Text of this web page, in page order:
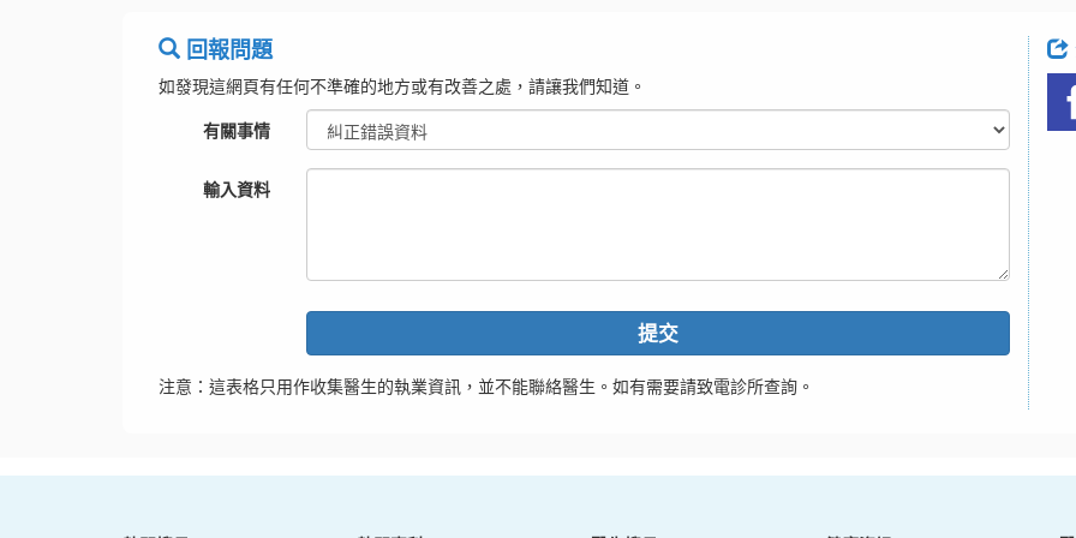
回報問題
如發現這網頁有任何不準確的地方或有改善之處，請讓我們知道。
有關事情
輸入資料
提交
注意：這表格只用作收集醫生的執業資訊，並不能聯絡醫生。如有需要請致電診所查詢。